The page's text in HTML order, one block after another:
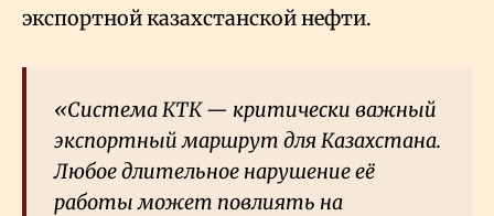
экспортной казахстанской нефти.
«Система КТК — критически важный
экспортный маршрут для Казахстана.
Любое длительное нарушение её
работы может повлиять на